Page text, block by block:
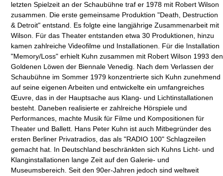
letzten Spielzeit an der Schaubühne traf er 1978 mit Robert Wilson
zusammen. Die erste gemeinsame Produktion "Death, Destruction
& Detroit" entstand. Es folgte eine langjährige Zusammenarbeit mit
Wilson. Für das Theater entstanden etwa 30 Produktionen, hinzu
kamen zahlreiche Videofilme und Installationen. Für die Installation
"Memory/Loss" erhielt Kuhn zusammen mit Robert Wilson 1993 den
Goldenen Löwen der Biennale Venedig. Nach dem Verlassen der
Schaubühne im Sommer 1979 konzentrierte sich Kuhn zunehmend
auf seine eigenen Arbeiten und entwickelte ein umfangreiches
Œuvre, das in der Hauptsache aus Klang- und Lichtinstallationen
besteht. Daneben realisierte er zahlreiche Hörspiele und
Performances, machte Musik für Filme und Kompositionen für
Theater und Ballett. Hans Peter Kuhn ist auch Mitbegründer des
ersten Berliner Privatradios, das als "RADIO 100" Schlagzeilen
gemacht hat. In Deutschland beschränkten sich Kuhns Licht- und
Klanginstallationen lange Zeit auf den Galerie- und
Museumsbereich. Seit den 90er-Jahren jedoch sind weltweit